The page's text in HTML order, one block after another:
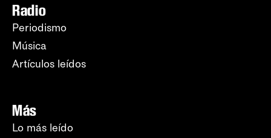
Radio
Periodismo
Música
Artículos leídos
Más
Lo más leído